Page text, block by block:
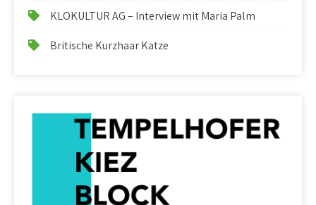
KLOKULTUR AG – Interview mit Maria Palm
Britische Kurzhaar Katze